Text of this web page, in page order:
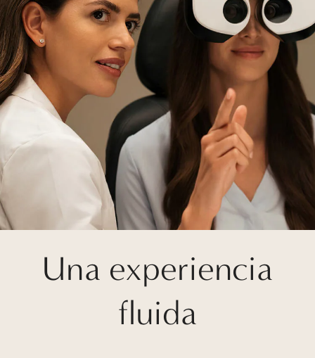
Una experiencia
fluida